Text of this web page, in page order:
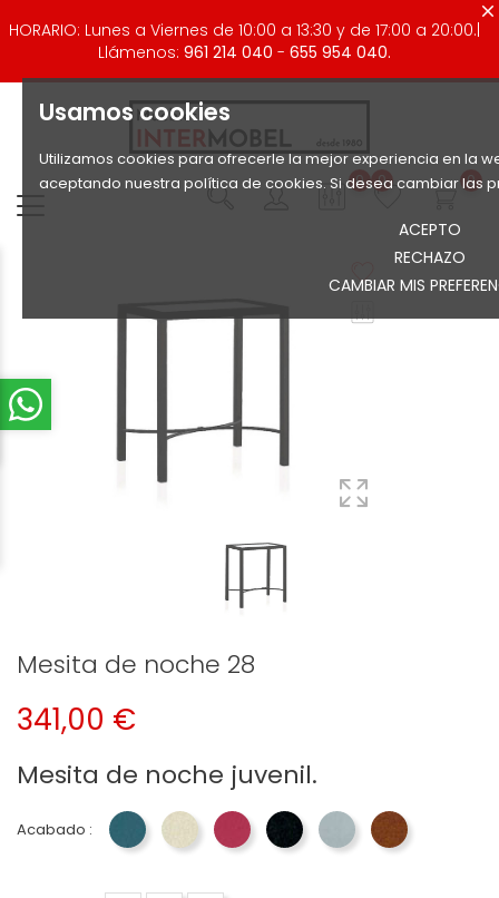
Usamos cookies
Utilizamos cookies para ofrecerle la mejor experiencia en la
aceptando nuestra política de cookies. Si desea cambiar las
ACEPTO
RECHAZO
CAMBIAR MIS
HORARIO: Lunes a Viernes de 10:00 a 13:30 y de 17:00 a 20:00.|
Llámenos: 961 214 040 - 655 954 040.
0 0 0
Mesita de noche 28
341,00 €
Mesita de noche juvenil.
Acabado : Azul 33 Dormitorios Jayso
Crema 22 Dormitorios Jayso
Fucsia 40 Dormitorios Jayso
Negro 27 Dormitorios Jayso
Plata 29 Dormitorios
Terracota 35